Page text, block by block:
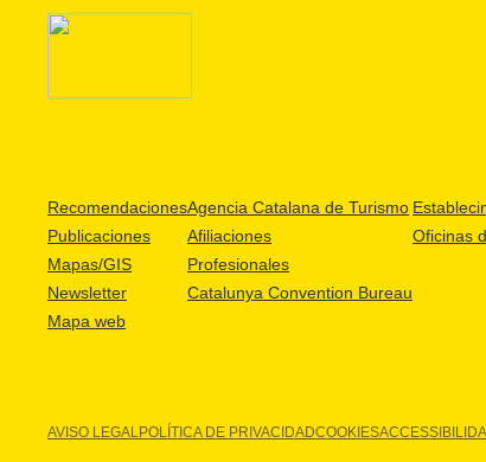
Recomendaciones
Publicaciones
Mapas/GIS
Newsletter
Mapa web
Agencia Catalana de Turismo
Afiliaciones
Profesionales
Catalunya Convention Bureau
Oficinas
AVISO LEGALPOLÍTICA DE PRIVACIDADCOOKIES